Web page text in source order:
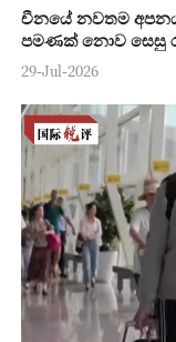
චීනයේ නවතම
පමණක් නොව සෙසු
ශක්තියක්
29-Jul-2026